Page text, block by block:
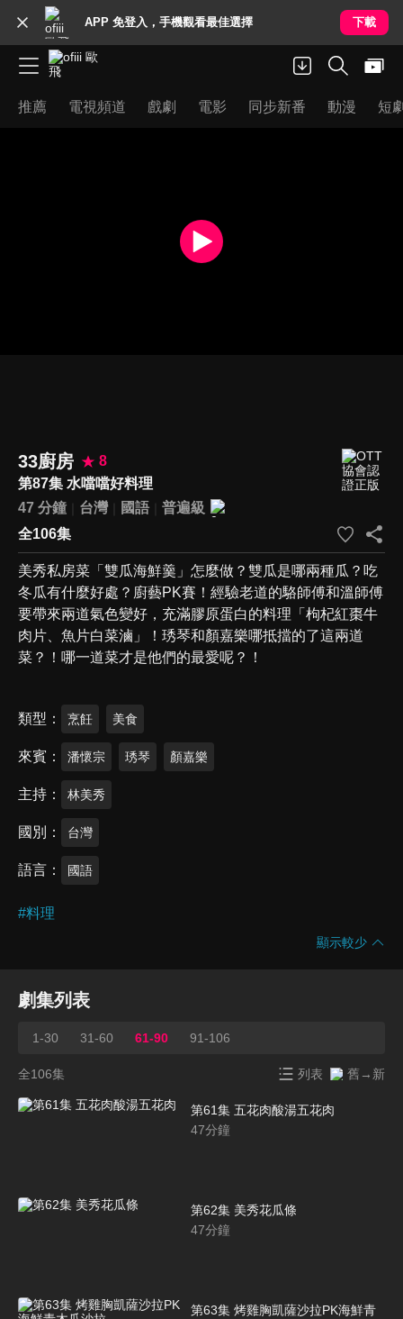
APP 免登入，手機觀看最佳選擇 下載
推薦 電視頻道 戲劇 電影 同步新番 動漫 短
33廚房
8
第87集 水噹噹好料理
47 分鐘
台灣 國語
普遍級
全106集
美秀私房菜「雙瓜海鮮羹」怎麼做？雙瓜是哪兩種瓜？吃
冬瓜有什麼好處？廚藝PK賽！經驗老道的駱師傅和溫師傅
要帶來兩道氣色變好，充滿膠原蛋白的料理「枸杞紅棗牛
肉片、魚片白菜滷」！琇琴和顏嘉樂哪抵擋的了這兩道
菜？！哪一道菜才是他們的最愛呢？！
類型 烹飪 美食
來賓 潘懷宗 琇琴 顏嘉樂
主持 林美秀
國別 台灣
語言 國語
#料理
顯示較少
劇集列表
1-30 31-60 61-90 91-106
全106集 列表 舊→新
第61集 五花肉酸湯五花肉
47分鐘
第62集 美秀花瓜條
47分鐘
第63集 烤雞胸凱薩沙拉PK海鮮青